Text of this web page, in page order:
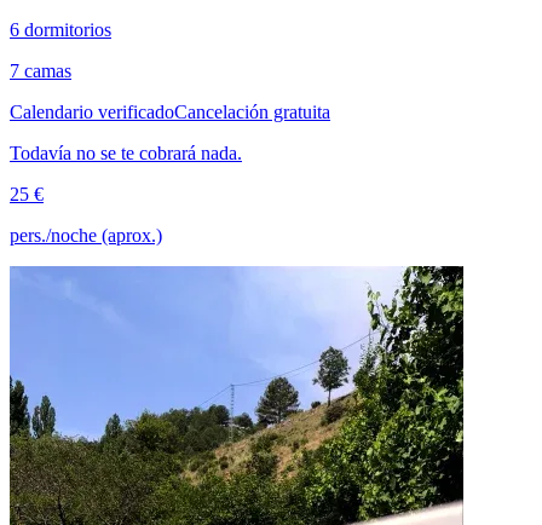
6 dormitorios
7 camas
Calendario verificadoCancelación gratuita
Todavía no se te cobrará nada.
25 €
pers./noche (aprox.)